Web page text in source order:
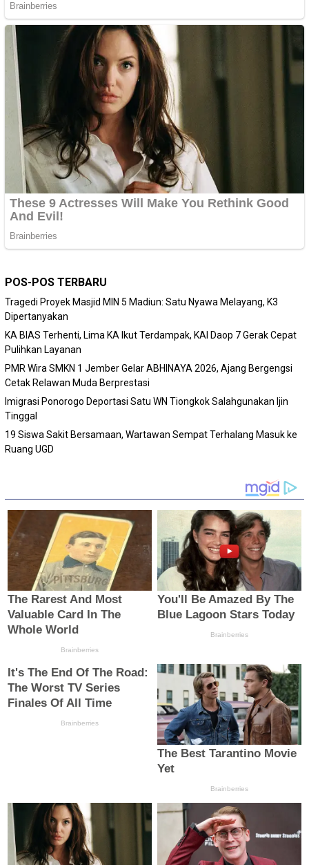
POS-POS TERBARU
Tragedi Proyek Masjid MIN 5 Madiun: Satu Nyawa Melayang, K3
Dipertanyakan
KA BIAS Terhenti, Lima KA Ikut Terdampak, KAI Daop 7 Gerak Cepat
Pulihkan Layanan
PMR Wira SMKN 1 Jember Gelar ABHINAYA 2026, Ajang Bergengsi
Cetak Relawan Muda Berprestasi
Imigrasi Ponorogo Deportasi Satu WN Tiongkok Salahgunakan Ijin
Tinggal
19 Siswa Sakit Bersamaan, Wartawan Sempat Terhalang Masuk ke
Ruang UGD